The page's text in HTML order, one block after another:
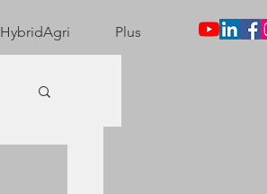
HybridAgri Plus